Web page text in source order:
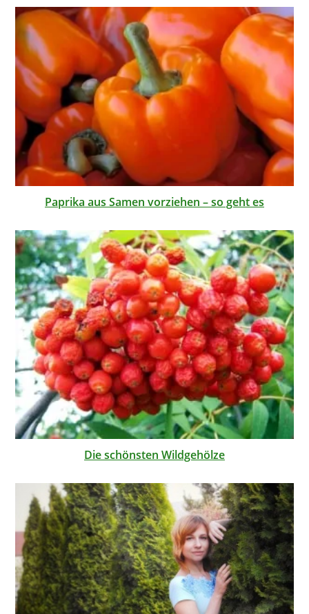
Paprika aus Samen vorziehen – so geht es
Die schönsten Wildgehölze